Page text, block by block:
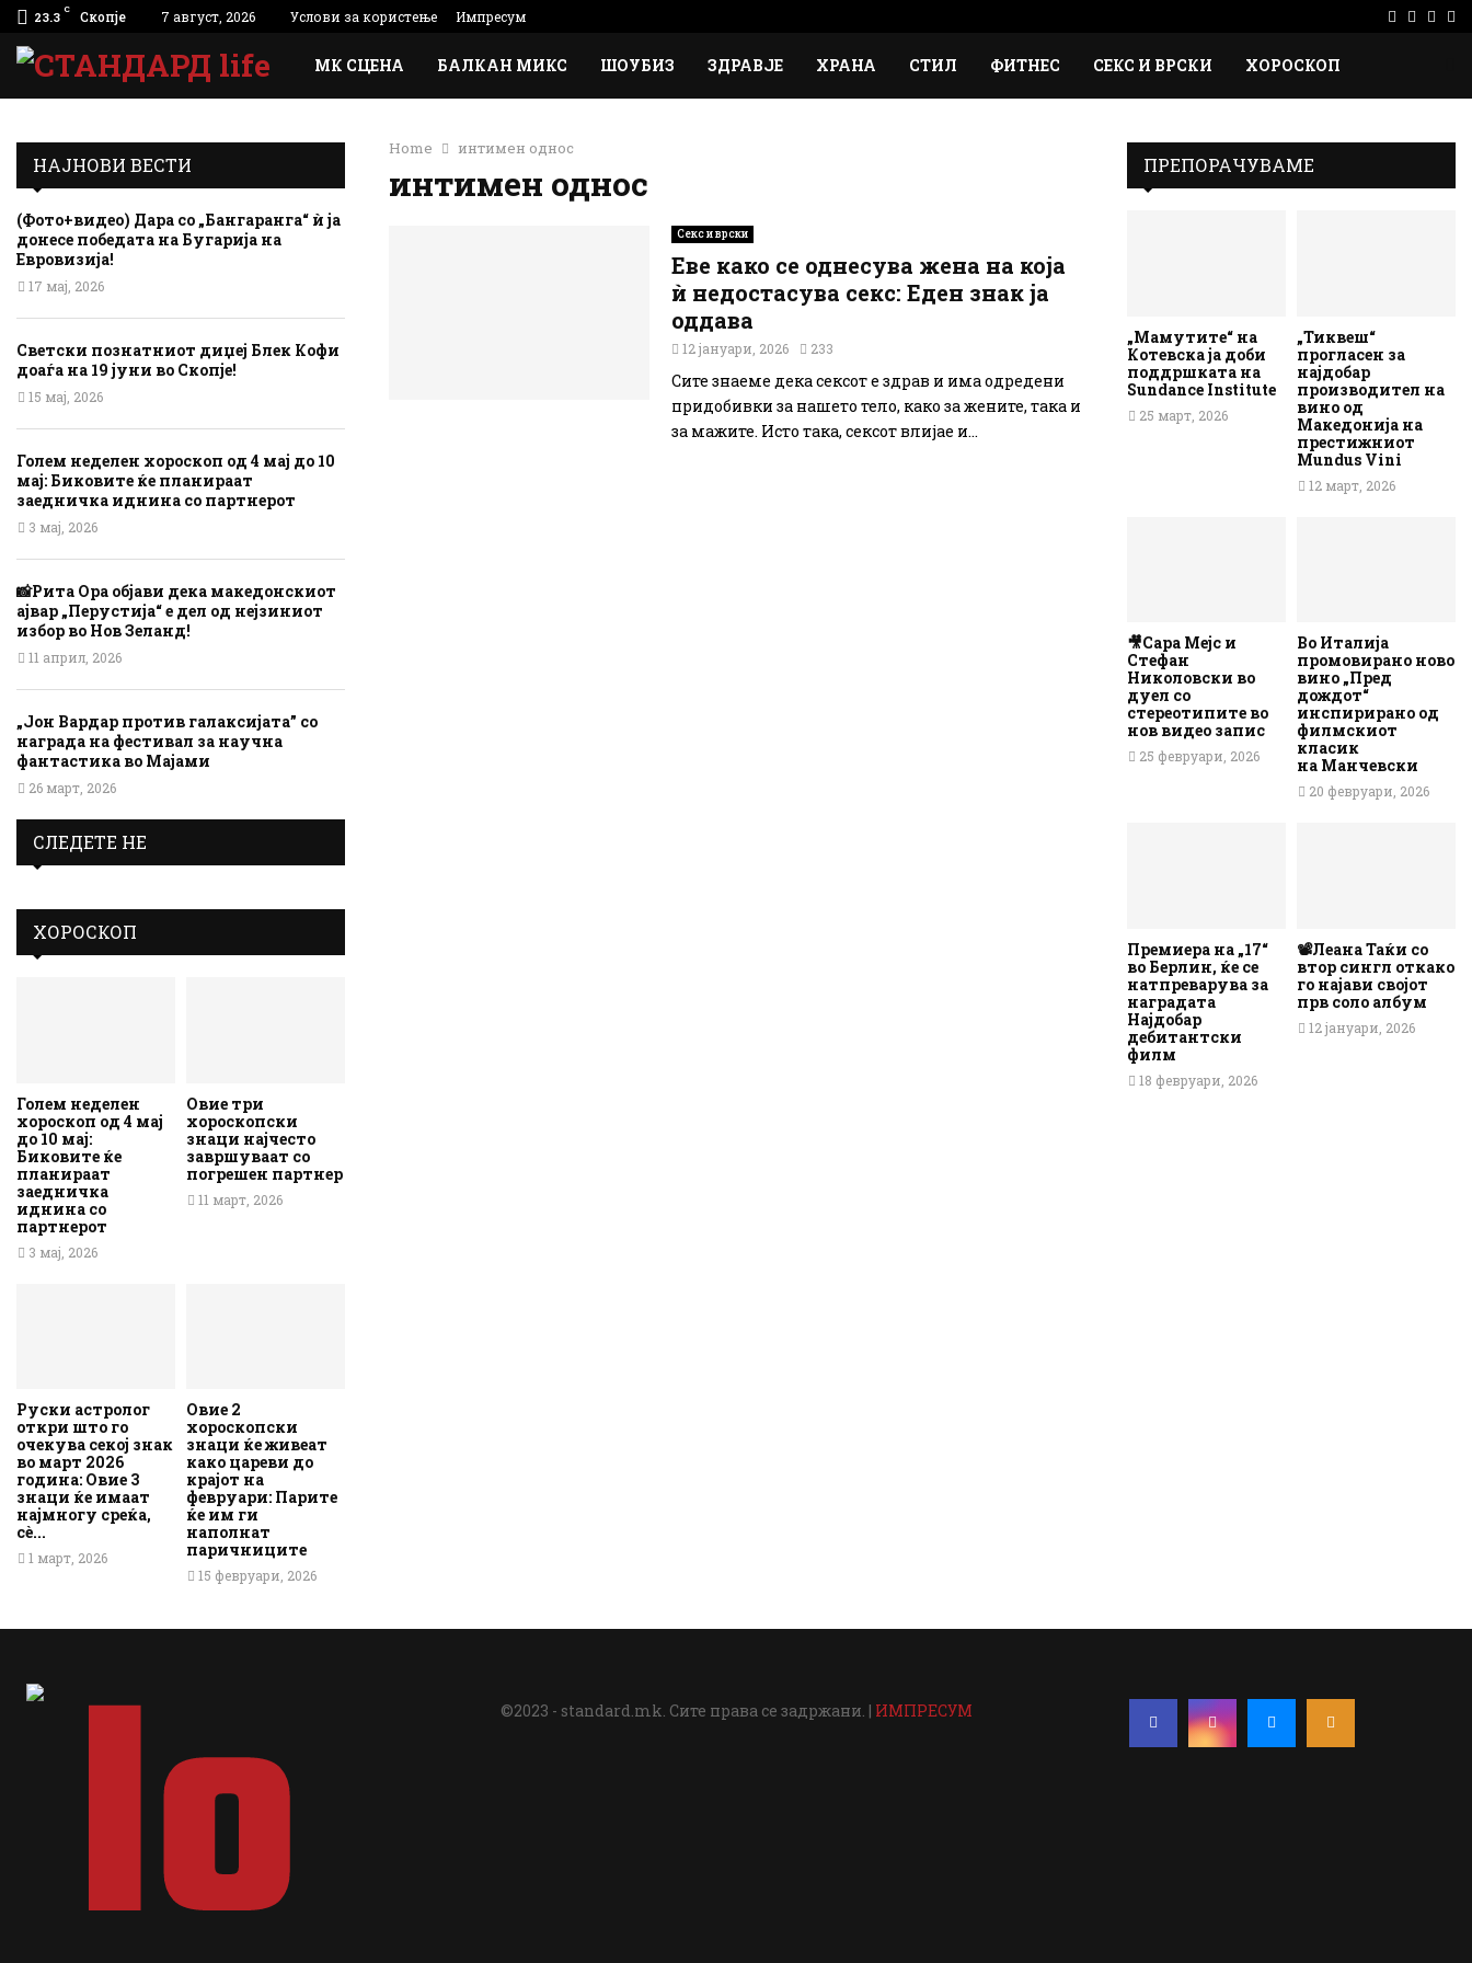
23.3 C Скопје 7 август, 2026 Услови за користење Импресум Facebook
МК СЦЕНА БАЛКАН МИКС ШОУБИЗ ЗДРАВЈЕ ХРАНА СТИЛ ФИТНЕС СЕКС И ВРСКИ ХОРОСКОП
Home интимен однос
интимен однос
Секс и врски
Еве како се однесува жена на која
ѝ недостасува секс: Еден знак ја
оддава
12 јануари, 2026 233
Сите знаеме дека сексот е здрав и има одредени
придобивки за нашето тело, како за жените, така и
за мажите. Исто така, сексот влијае и...
НАЈНОВИ ВЕСТИ
(Фото+видео) Дара со „Бангаранга“ ѝ ја
донесе победата на Бугарија на
Евровизија!
17 мај, 2026
Светски познатниот диџеј Блек Кофи
доаѓа на 19 јуни во Скопје!
15 мај, 2026
Голем неделен хороскоп од 4 мај до 10
мај: Биковите ќе планираат
заедничка иднина со партнерот
3 мај, 2026
📸Рита Ора објави дека македонскиот
ајвар „Перустија“ е дел од нејзиниот
избор во Нов Зеланд!
11 април, 2026
„Јон Вардар против галаксијата” со
награда на фестивал за научна
фантастика во Мајами
26 март, 2026
СЛЕДЕТЕ НЕ
ХОРОСКОП
Голем неделен
хороскоп од 4 мај
до 10 мај:
Биковите ќе
планираат
заедничка
иднина со
партнерот
3 мај, 2026
Овие три
хороскопски
знаци најчесто
завршуваат со
погрешен партнер
11 март, 2026
Руски астролог
откри што го
очекува секој знак
во март 2026
година: Овие 3
знаци ќе имаат
најмногу среќа,
сè...
1 март, 2026
Овие 2
хороскопски
знаци ќе живеат
како цареви до
крајот на
февруари: Парите
ќе им ги
наполнат
паричниците
15 февруари, 2026
ПРЕПОРАЧУВАМЕ
„Мамутите“ на
Котевска ја доби
поддршката на
Sundance Institute
25 март, 2026
„Тиквеш“
прогласен за
најдобар
производител на
вино од
Македонија на
престижниот
Mundus Vini
12 март, 2026
🎥Сара Мејс и
Стефан
Николовски во
дуел со
стереотипите во
нов видео запис
25 февруари, 2026
Во Италија
промовирано ново
вино „Пред
дождот“
инспирирано од
филмскиот
класик
на Манчевски
20 февруари, 2026
Премиера на „17“
во Берлин, ќе се
натпреварува за
наградата
Најдобар
дебитантски
филм
18 февруари, 2026
📽️Леана Таќи со
втор сингл откако
го најави својот
прв соло албум
12 јануари, 2026
©2023 - standard.mk. Сите права се задржани. | ИМПРЕСУМ